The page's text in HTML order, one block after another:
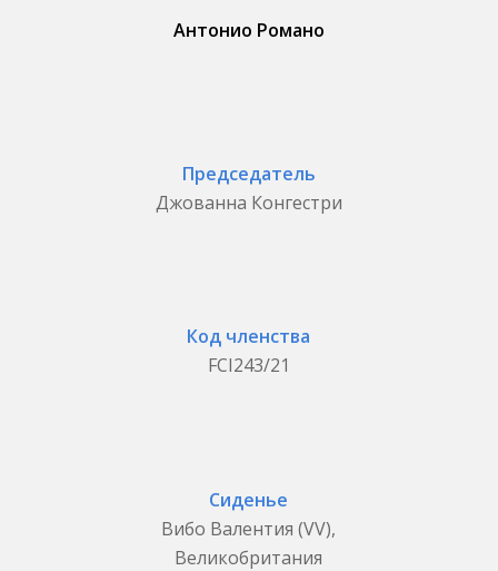
Антонио Романо
Председатель
Джованна Конгестри
Код членства
FCI243/21
Сиденье
Вибо Валентия (VV),
Великобритания